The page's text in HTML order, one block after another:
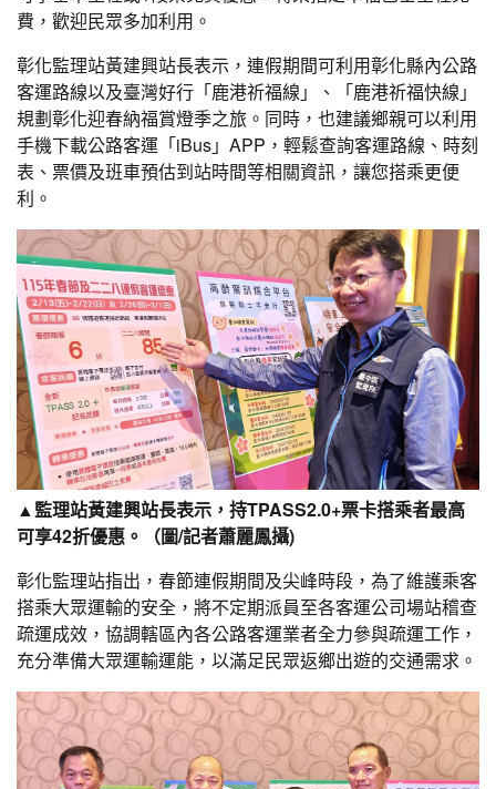
費，歡迎民眾多加利用。
彰化監理站黃建興站長表示，連假期間可利用彰化縣內公路
客運路線以及臺灣好行「鹿港祈福線」、「鹿港祈福快線」
規劃彰化迎春納福賞燈季之旅。同時，也建議鄉親可以利用
手機下載公路客運「iBus」APP，輕鬆查詢客運路線、時刻
表、票價及班車預估到站時間等相關資訊，讓您搭乘更便
利。
▲監理站黃建興站長表示，持TPASS2.0+票卡搭乘者最高
可享42折優惠。（圖/記者蕭麗鳳攝)
彰化監理站指出，春節連假期間及尖峰時段，為了維護乘客
搭乘大眾運輸的安全，將不定期派員至各客運公司場站稽查
疏運成效，協調轄區內各公路客運業者全力參與疏運工作，
充分準備大眾運輸運能，以滿足民眾返鄉出遊的交通需求。